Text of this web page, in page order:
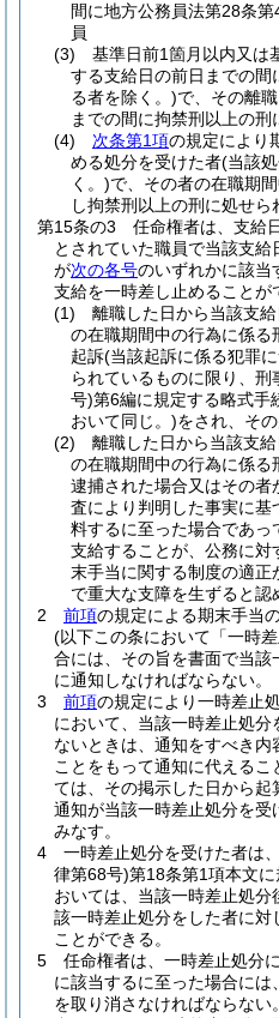
間に地方公務員法第28条
員
(3)
基準日前1箇月以内又は
する支給日の前日までの間
る者を除く。)で、その離
までの間に拘禁刑以上の
(4)
次条第1項の規定により
める処分を受けた者(当該
く。)で、その者の在職期
し拘禁刑以上の刑に処せら
第15条の3
任命権者は、支給
とされていた職員で当該支
が次の各号のいずれかに該当
支給を一時差し止めることが
(1)
離職した日から当該支
の在職期間中の行為に係
起訴(当該起訴に係る犯罪
られているものに限り、刑
号)第6編に規定する略式手
おいて同じ。)をされ、そ
(2)
離職した日から当該支
の在職期間中の行為に係
逮捕された場合又はその者
査により判明した事実に基
料するに至った場合であっ
支給することが、公務に対
末手当に関する制度の適正
で重大な支障を生ずると認
2
前項の規定による期末手当
(以下この条において「一時
合には、その旨を書面で当
に通知しなければならない。
3
前項の規定により一時差止
において、当該一時差止処
ないときは、通知をすべき
ことをもって通知に代えるこ
ては、その掲示した日から起
通知が当該一時差止処分を受
みなす。
4
一時差止処分を受けた者は
律第68号)第18条第1項本文
おいては、当該一時差止処
該一時差止処分をした者に
ことができる。
5
任命権者は、一時差止処分に
に該当するに至った場合に
を取り消さなければならない。